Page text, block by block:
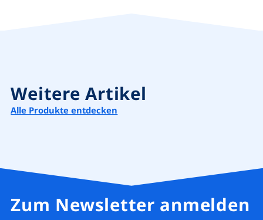
Weitere Artikel
Alle Produkte entdecken
Zum Newsletter anmelden